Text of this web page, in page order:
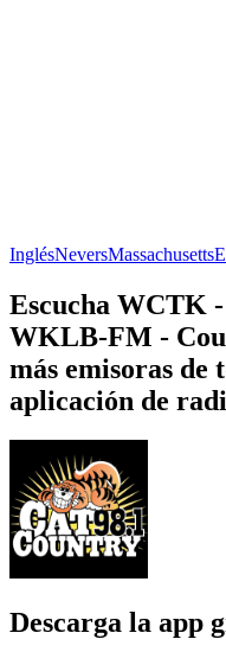
InglésNeversMassachusetts
Escucha WCTK
WKLB-FM -
más emisoras de
aplicación de
Descarga la app